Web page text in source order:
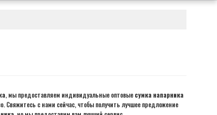
, мы предоставляем индивидуальные оптовые сумка напарника
Свяжитесь с нами сейчас, чтобы получить лучшее предложение